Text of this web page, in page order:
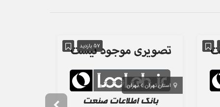
57 بازدید
استان تهران تهران